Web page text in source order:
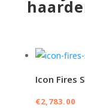
Icon Fires
€2,783.00